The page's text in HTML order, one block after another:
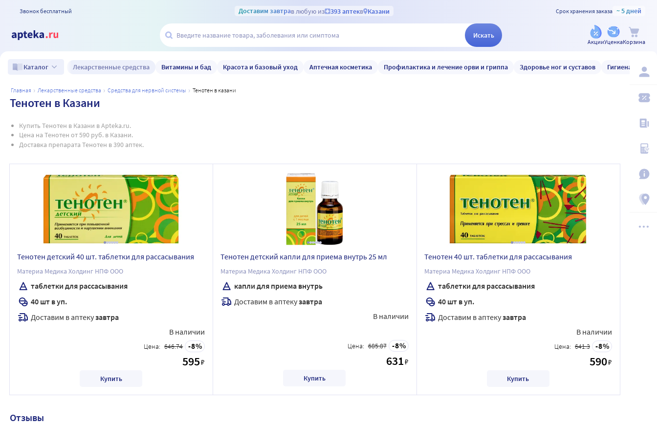
Звонок бесплатный Доставим завтрав любую из 393 аптекв Казани Срок хранения заказа ~ 5 дней
Искать
АкцииУценкаКорзина
Каталог Лекарственные средства Витамины и бад Красота и базовый уход Аптечная косметика Профилактика и лечение орви и гриппа Здоровье ног и суставов Гигиена и уход
главная лекарственные средства средства для нервной системы тенотен в казани
Тенотен в Казани
Купить Тенотен в Казани в Apteka.ru.
Цена на Тенотен от 590 руб. в Казани.
Доставка препарата Тенотен в 390 аптек.
Тенотен детский 40 шт. таблетки для рассасывания
Материа Медика Холдинг НПФ ООО
таблетки для рассасывания
40 шт в уп.
Доставим в аптекузавтра
В наличии
Цена: 646.74 8
595₽
Купить
Тенотен детский капли для приема внутрь 25 мл
Материа Медика Холдинг НПФ ООО
капли для приема внутрь
Доставим в аптекузавтра
В наличии
Цена: 685.87 8
631₽
Купить
Тенотен 40 шт. таблетки для рассасывания
Материа Медика Холдинг НПФ ООО
таблетки для рассасывания
40 шт в уп.
Доставим в аптекузавтра
В наличии
Цена: 641.3 8
590₽
Купить
Отзывы